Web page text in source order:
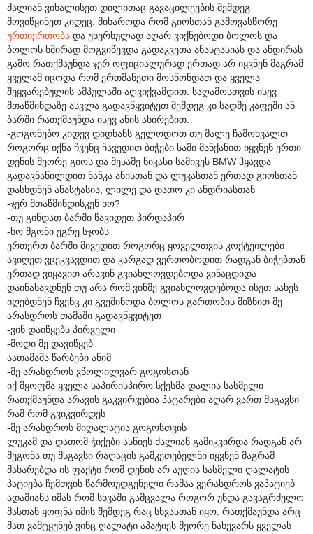
ძალიან ვიხალისეთ დილითაც გავაცილეების შემდეგ
მოვიწყინეთ კიდეც. მიხაროდა რომ გიოსთან გამოვასწორე
ურთიერთობა და უხერხულად აღარ ვიქნებოდი ბოლოს და
ბოლოს ხშირად მოგვიწევდა გადაკვეთა ანასტასიას და ანდირას
გამო რათქმაუნდა ჯერ ოფიციალურად ერთად არ იყვნენ მაგრამ
ყველამ იცოდა რომ ერთმანეთი მოსწონდათ და ყველა
შეყვარებულის ამპულაში აღვიქვამდით. საღამოსთვის ისევ
მთაწმინდაზე ასვლა გადავწყვიტეთ შემდეგ კი სადმე კაფეში ან
ბარში რათქმაუნდა ისევ ანის ახირებით.
-გოგონებო კიდევ დიდხანს გელოდოთ თუ მალე ჩამოხვალთ
როგორც იქნა ჩვენც ჩავედით ბიჭები სამი მანქანით იყვნენ ერთი
დენის მეორე გიოს და მესამე ნიკასი სამივეს BMW ჰყავდა
გადავნაწილდით ნანკა ანისთან და ლუკასთან ერთად გიოსთან
დასხდნენ ანასტასია, ლილე და დათო კი ანდრიასთან
-ჯერ მთაწმინდისკენ ხო?
-თუ გინდათ ბარში წავიდეთ პირდაპირ
-ხო მგონი ეგრე სჯობს
ერთერთ ბარში მივედით როგორც ყოველთვის კოქტეილები
ავიღეთ ვცეკვავდით და კარგად ვერთობოდით რადგან ბიჭებთან
ერთად ვიყავით არავინ გვიახლოვდებოდა ვინაცდიდა
დაინახავდნენ თუ არა რომ ვინმე გვიახლოვდებოდა ისეთ სახეს
იღებდნენ ჩვენც კი გვეშინოდა ბოლოს გართობის მიზნით მე
არასდროს თამაში გადავწყვიტეთ
-ვინ დაიწყებს პირველი
-მოდი მე დავიწყებ
აათამაშა წარბები ანიმ
-მე არასდროს ვწოლილვარ გოგოსთან
იქ მყოფმა ყველა საპირისპირო სქესმა დალია სასმელი
რათქმაუნდა არავის გაკვირვებია პატარები აღარ ვართ მსგავსი
რამ რომ გვიკვირდეს
-მე არასდროს მიღალატია გოგოსთვის
ლუკამ და დათომ ჭიქები ასწიეს ძალიან გამიკვირდა რადგან არ
მეგონა თუ მსგავსი რაღაცის გამკეთებელნი იყვნენ მაგრამ
მახარებდა ის ფაქტი რომ დენის არ აუღია სასმელი ღალატის
პატიება ჩემთვის წარმოუდგენელი რამაა ვერასდროს ვაპატიებ
ადამიანს იმას რომ სხვაში გამცვალა როგორ უნდა გავაგრძელო
მასთან ყოფნა იმის შემდეგ რაც სხვასთან იყო. რათქმაუნდა არც
მათ ვამტყუნებ ვინც ღალატი აპატიეს მეორე ნახევარს ყველას